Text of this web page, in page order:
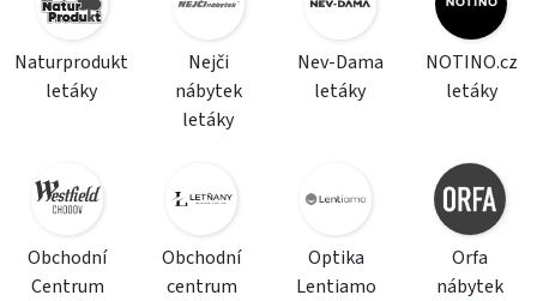
Naturprodukt
letáky
Nejči
nábytek
letáky
Nev-Dama
letáky
NOTINO.cz
letáky
Obchodní
Centrum
Obchodní
centrum
Optika
Lentiamo
Orfa
nábytek